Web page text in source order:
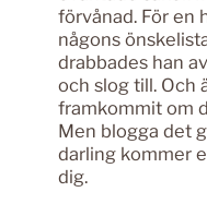
förvånad. För en
någons
drabbades han
och slog till. Och
framkommit om
Men blogga det
darling kommer
dig.